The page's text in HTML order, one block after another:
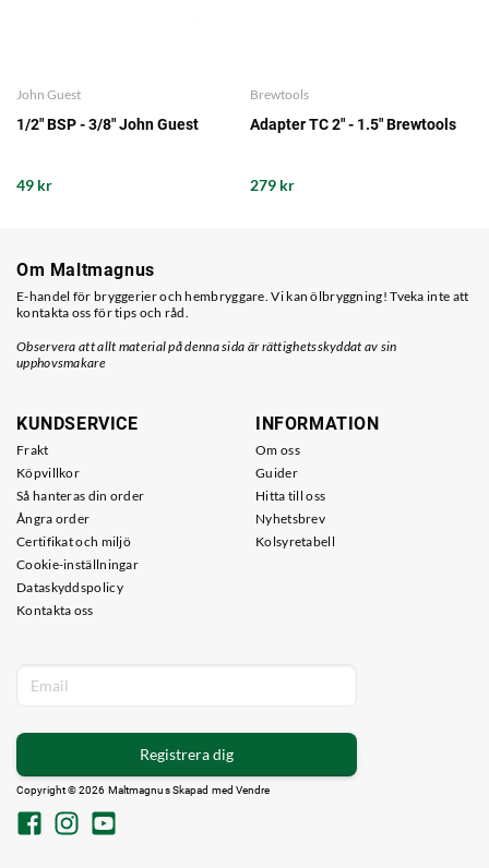
John Guest
1/2" BSP - 3/8" John Guest
49 kr
Brewtools
Adapter TC 2" - 1.5" Brewtools
279 kr
Om Maltmagnus
E-handel för bryggerier och hembryggare. Vi kan ölbryggning! Tveka inte att
kontakta oss för tips och råd.
Observera att allt material på denna sida är rättighetsskyddat av sin
upphovsmakare
KUNDSERVICE
Frakt
Köpvillkor
Så hanteras din order
Ångra order
Certifikat och miljö
Cookie-inställningar
Dataskyddspolicy
Kontakta oss
INFORMATION
Om oss
Guider
Hitta till oss
Nyhetsbrev
Kolsyretabell
Registrera dig
Copyright © 2026 Maltmagnus Skapad med Vendre